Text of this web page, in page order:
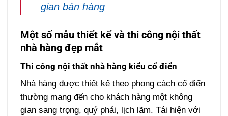
gian bán hàng
Một số mẫu thiết kế và thi công nội thất
nhà hàng đẹp mắt
Thi công nội thất nhà hàng kiểu cổ điển
Nhà hàng được thiết kế theo phong cách cổ điển
thường mang đến cho khách hàng một không
gian sang trọng, quý phái, lịch lãm. Tái hiện với